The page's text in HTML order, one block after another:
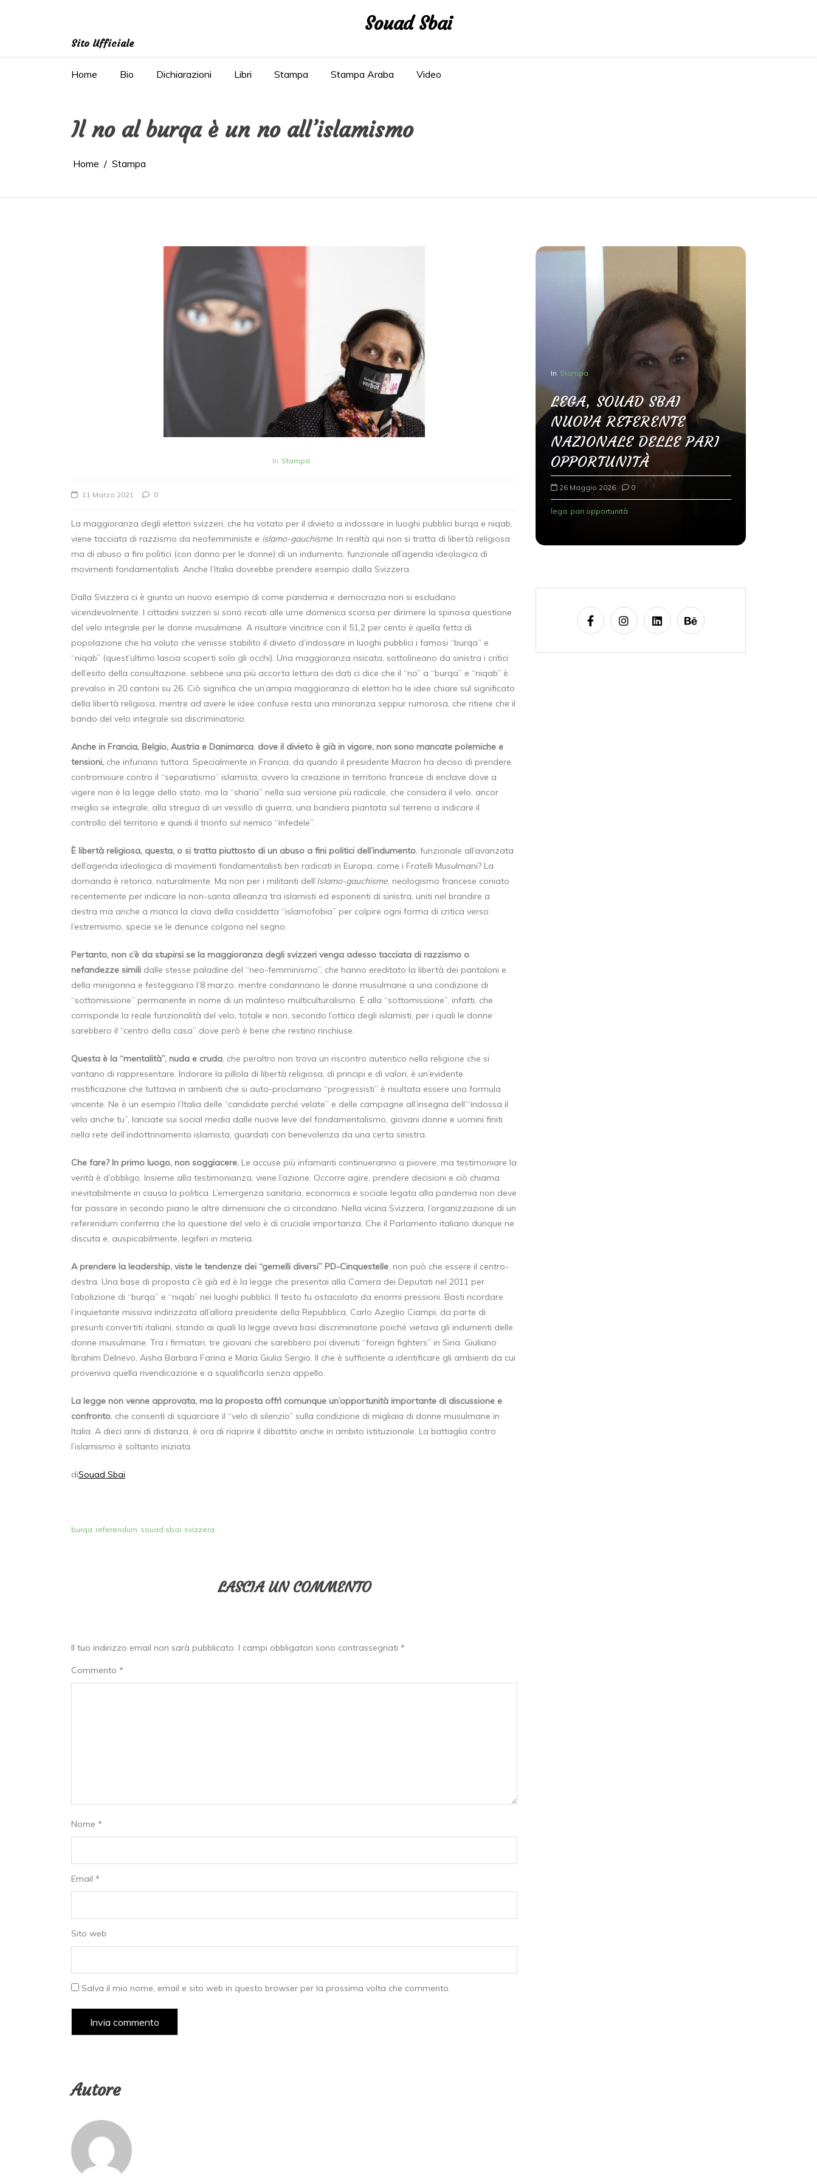
Souad Sbai
Sito Ufficiale
Home Bio Dichiarazioni Libri Stampa Stampa Araba Video
Il no al burqa è un no all’islamismo
Home Stampa
In Stampa
11 Marzo 2021 0
La maggioranza degli elettori svizzeri, che ha votato per il divieto a indossare in luoghi pubblici burqa e niqab,
viene tacciata di razzismo da neofemministe e islamo-gauchisme. In realtà qui non si tratta di libertà religiosa
ma di abuso a fini politici (con danno per le donne) di un indumento, funzionale all’agenda ideologica di
movimenti fondamentalisti. Anche l’Italia dovrebbe prendere esempio dalla Svizzera.
Dalla Svizzera ci è giunto un nuovo esempio di come pandemia e democrazia non si escludano
vicendevolmente. I cittadini svizzeri si sono recati alle urne domenica scorsa per dirimere la spinosa questione
del velo integrale per le donne musulmane. A risultare vincitrice con il 51,2 per cento è quella fetta di
popolazione che ha voluto che venisse stabilito il divieto d’indossare in luoghi pubblici i famosi “burqa” e
“niqab” (quest’ultimo lascia scoperti solo gli occhi). Una maggioranza risicata, sottolineano da sinistra i critici
dell’esito della consultazione, sebbene una più accorta lettura dei dati ci dice che il “no” a “burqa” e “niqab” è
prevalso in 20 cantoni su 26. Ciò significa che un’ampia maggioranza di elettori ha le idee chiare sul significato
della libertà religiosa, mentre ad avere le idee confuse resta una minoranza seppur rumorosa, che ritiene che il
bando del velo integrale sia discriminatorio.
Anche in Francia, Belgio, Austria e Danimarca, dove il divieto è già in vigore, non sono mancate polemiche e
tensioni, che infuriano tuttora. Specialmente in Francia, da quando il presidente Macron ha deciso di prendere
contromisure contro il “separatismo” islamista, ovvero la creazione in territorio francese di enclave dove a
vigere non è la legge dello stato, ma la “sharia” nella sua versione più radicale, che considera il velo, ancor
meglio se integrale, alla stregua di un vessillo di guerra, una bandiera piantata sul terreno a indicare il
controllo del territorio e quindi il trionfo sul nemico “infedele”.
È libertà religiosa, questa, o si tratta piuttosto di un abuso a fini politici dell’indumento, funzionale all’avanzata
dell’agenda ideologica di movimenti fondamentalisti ben radicati in Europa, come i Fratelli Musulmani? La
domanda è retorica, naturalmente. Ma non per i militanti dell’Islamo-gauchisme, neologismo francese coniato
recentemente per indicare la non-santa alleanza tra islamisti ed esponenti di sinistra, uniti nel brandire a
destra ma anche a manca la clava della cosiddetta “islamofobia” per colpire ogni forma di critica verso
l’estremismo, specie se le denunce colgono nel segno.
Pertanto, non c’è da stupirsi se la maggioranza degli svizzeri venga adesso tacciata di razzismo o
nefandezze simili dalle stesse paladine del “neo-femminismo”, che hanno ereditato la libertà dei pantaloni e
della minigonna e festeggiano l’8 marzo, mentre condannano le donne musulmane a una condizione di
“sottomissione” permanente in nome di un malinteso multiculturalismo. È alla “sottomissione”, infatti, che
corrisponde la reale funzionalità del velo, totale e non, secondo l’ottica degli islamisti, per i quali le donne
sarebbero il “centro della casa” dove però è bene che restino rinchiuse.
Questa è la “mentalità”, nuda e cruda, che peraltro non trova un riscontro autentico nella religione che si
vantano di rappresentare. Indorare la pillola di libertà religiosa, di principi e di valori, è un’evidente
mistificazione che tuttavia in ambienti che si auto-proclamano “progressisti” è risultata essere una formula
vincente. Ne è un esempio l’Italia delle “candidate perché velate” e delle campagne all’insegna dell’“indossa il
velo anche tu”, lanciate sui social media dalle nuove leve del fondamentalismo, giovani donne e uomini finiti
nella rete dell’indottrinamento islamista, guardati con benevolenza da una certa sinistra.
Che fare? In primo luogo, non soggiacere. Le accuse più infamanti continueranno a piovere, ma testimoniare la
verità è d’obbligo. Insieme alla testimonianza, viene l’azione. Occorre agire, prendere decisioni e ciò chiama
inevitabilmente in causa la politica. L’emergenza sanitaria, economica e sociale legata alla pandemia non deve
far passare in secondo piano le altre dimensioni che ci circondano. Nella vicina Svizzera, l’organizzazione di un
referendum conferma che la questione del velo è di cruciale importanza. Che il Parlamento italiano dunque ne
discuta e, auspicabilmente, legiferi in materia.
A prendere la leadership, viste le tendenze dei “gemelli diversi” PD-Cinquestelle, non può che essere il centro-
destra. Una base di proposta c’è già ed è la legge che presentai alla Camera dei Deputati nel 2011 per
l’abolizione di “burqa” e “niqab” nei luoghi pubblici. Il testo fu ostacolato da enormi pressioni. Basti ricordare
l’inquietante missiva indirizzata all’allora presidente della Repubblica, Carlo Azeglio Ciampi, da parte di
presunti convertiti italiani, stando ai quali la legge aveva basi discriminatorie poiché vietava gli indumenti delle
donne musulmane. Tra i firmatari, tre giovani che sarebbero poi divenuti “foreign fighters” in Siria: Giuliano
Ibrahim Delnevo, Aisha Barbara Farina e Maria Giulia Sergio. Il che è sufficiente a identificare gli ambienti da cui
proveniva quella rivendicazione e a squalificarla senza appello.
La legge non venne approvata, ma la proposta offrì comunque un’opportunità importante di discussione e
confronto, che consentì di squarciare il “velo di silenzio” sulla condizione di migliaia di donne musulmane in
Italia. A dieci anni di distanza, è ora di riaprire il dibattito anche in ambito istituzionale. La battaglia contro
l’islamismo è soltanto iniziata.
diSouad Sbai
burqa referendum souad sbai svizzera
LASCIA UN COMMENTO
Il tuo indirizzo email non sarà pubblicato. I campi obbligatori sono contrassegnati *
Commento *
Nome *
Email *
Sito web
Salva il mio nome, email e sito web in questo browser per la prossima volta che commento.
Autore
LEGA, SOUAD SBAI
NUOVA REFERENTE
NAZIONALE DELLE PARI
In Senza categoria
In Stampa
LEGA, SOUAD SBAI
NUOVA REFERENTE
NAZIONALE DELLE PARI
OPPORTUNITÀ
26 Maggio 2026 0
lega pari opportunità